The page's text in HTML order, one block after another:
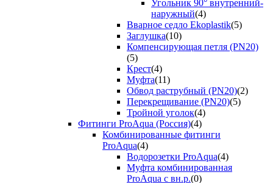
Угольник 90° внутренний-
наружный(4)
Вварное седло Ekoplastik(5)
Заглушка(10)
Компенсирующая петля (PN20)
(5)
Крест(4)
Муфта(11)
Обвод раструбный (PN20)(2)
Перекрещивание (PN20)(5)
Тройной уголок(4)
Фитинги ProAqua (Россия)(4)
Комбинированные фитинги
ProAqua(4)
Водорозетки ProAqua(4)
Муфта комбинированная
ProAqua с вн.р.(0)